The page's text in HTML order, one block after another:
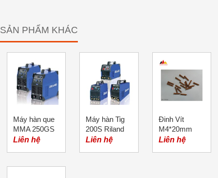
SẢN PHẨM KHÁC
Máy hàn que
MMA 250GS
Riland
Liên hệ
Máy hàn Tig
200S Riland
Liên hệ
Đinh Vít
M4*20mm
Liên hệ